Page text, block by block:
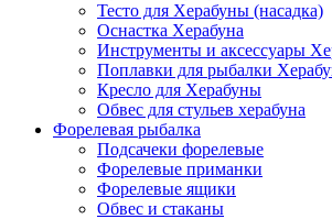
Тесто для Херабуны (насадка)
Оснастка Херабуна
Инструменты и аксессуары
Поплавки для рыбалки
Кресло для Херабуны
Обвес для стульев херабуна
Форелевая рыбалка
Подсачеки форелевые
Форелевые приманки
Форелевые ящики
Обвес и стаканы